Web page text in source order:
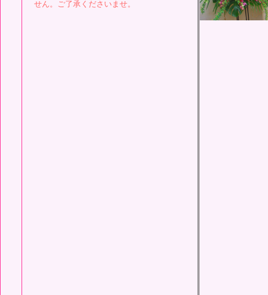
せん。ご了承くださいませ。